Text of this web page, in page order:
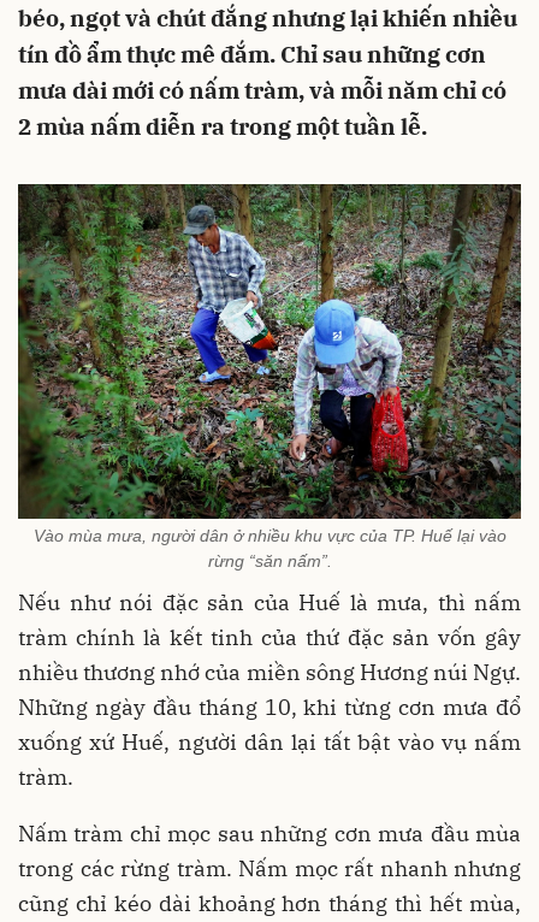
béo, ngọt và chút đắng nhưng lại khiến nhiều
tín đồ ẩm thực mê đắm. Chỉ sau những cơn
mưa dài mới có nấm tràm, và mỗi năm chỉ có
2 mùa nấm diễn ra trong một tuần lễ.
Vào mùa mưa, người dân ở nhiều khu vực của TP. Huế lại vào
rừng “săn nấm”.
Nếu như nói đặc sản của Huế là mưa, thì nấm
tràm chính là kết tinh của thứ đặc sản vốn gây
nhiều thương nhớ của miền sông Hương núi Ngự.
Những ngày đầu tháng 10, khi từng cơn mưa đổ
xuống xứ Huế, người dân lại tất bật vào vụ nấm
tràm.
Nấm tràm chỉ mọc sau những cơn mưa đầu mùa
trong các rừng tràm. Nấm mọc rất nhanh nhưng
cũng chỉ kéo dài khoảng hơn tháng thì hết mùa,